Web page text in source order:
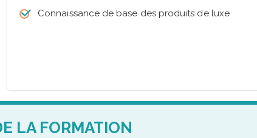
Connaissance de base des produits de luxe
LA FORMATION